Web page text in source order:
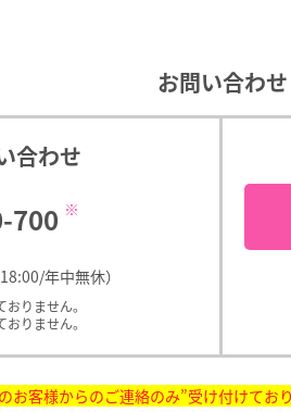
お問い合わせ
合わせ
700 ※
年中無休）
りません。
りません。
客様からのご連絡のみ”受け付けており